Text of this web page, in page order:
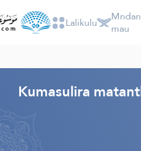
wa mabuku
otukula lutso la intaneti -
ntchito
nafe Lalikulu mau
Kumasulira